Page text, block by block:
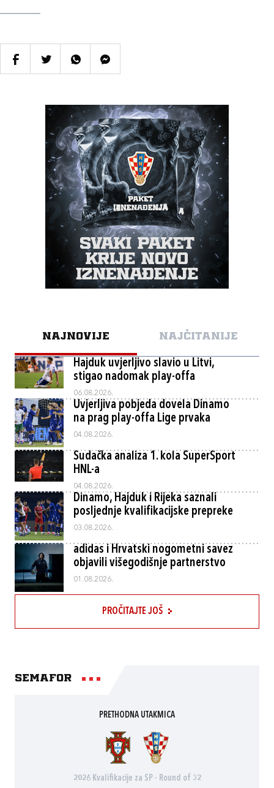
NAJNOVIJE NAJČITANIJE
Hajduk uvjerljivo slavio u Litvi,
stigao nadomak play-offa
06.08.2026.
Uvjerljiva pobjeda dovela Dinamo
na prag play-offa Lige prvaka
04.08.2026.
Sudačka analiza 1. kola SuperSport
HNL-a
04.08.2026.
Dinamo, Hajduk i Rijeka saznali
posljednje kvalifikacijske prepreke
03.08.2026.
adidas i Hrvatski nogometni savez
objavili višegodišnje partnerstvo
01.08.2026.
PROČITAJTE JOŠ
Semafor
PRETHODNA UTAKMICA
2026 Kvalifikacije za SP - Round of 32